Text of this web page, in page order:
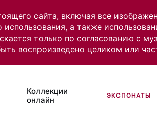
сайта, включая все
использования, а также
только по согласованию с
воспроизведено целиком или
Коллекции
онлайн
ЭКСПОНАТЫ